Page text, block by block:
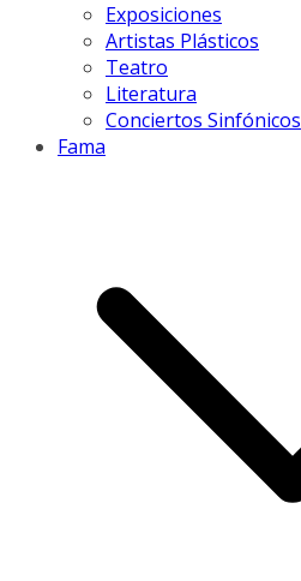
Exposiciones
Artistas Plásticos
Teatro
Literatura
Conciertos Sinfónicos
Fama